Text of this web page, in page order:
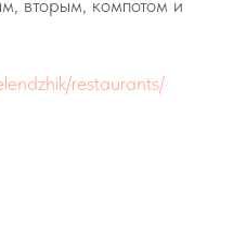
вторым, компотом и
restaurants/